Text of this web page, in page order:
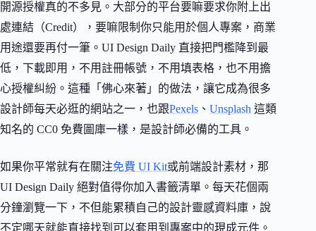
開源授權真的不多見。大部分的平台要嘛要求你附上出
處連結（Credit），要嘛限制你只能用於個人專案，商業
用途還要再付一筆。UI Design Daily 直接把門檻降到最
低，下載即用，不用註冊帳號，不用填表格，也不用擔
心授權糾紛。這種「佛心來著」的做法，讓它成為很多
設計師每天必逛的網站之一，也跟Pexels 、 Unsplash 這類
知名的 CC0 免費圖庫一樣，是設計師必備的工具。
如果你平常就有在關注免費 UI Kit或前端設計素材，那
UI Design Daily 絕對值得你加入書籤清單。每天花個兩
分鐘瀏覽一下，不但能累積自己的設計靈感資料庫，說
不定哪天就能直接找到可以套用到專案中的現成元件。